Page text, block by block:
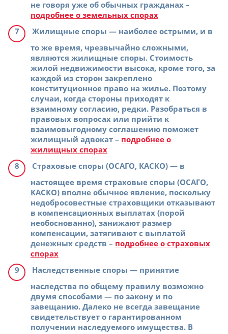
не говоря уже об обычных гражданах –
подробнее о земельных спорах
Жилищные споры — наиболее острыми, и в
то же время, чрезвычайно сложными,
являются жилищные споры. Стоимость
жилой недвижимости высока, кроме того, за
каждой из сторон закреплено
конституционное право на жилье. Поэтому
случаи, когда стороны приходят к
взаимному согласию, редки. Разобраться в
правовых вопросах или прийти к
взаимовыгодному соглашению поможет
жилищный адвокат – подробнее о
жилищных спорах
Страховые споры (ОСАГО, КАСКО) — в
настоящее время страховые споры (ОСАГО,
КАСКО) вполне обычное явление, поскольку
недобросовестные страховщики отказывают
в компенсационных выплатах (порой
необоснованно), занижают размер
компенсации, затягивают с выплатой
денежных средств – подробнее о страховых
спорах
Наследственные споры — принятие
наследства по общему правилу возможно
двумя способами — по закону и по
завещанию. Далеко не всегда завещание
свидетельствует о гарантированном
получении наследуемого имущества. В